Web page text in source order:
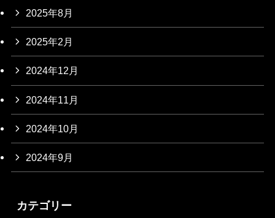
2025年8月
2025年2月
2024年12月
2024年11月
2024年10月
2024年9月
カテゴリー